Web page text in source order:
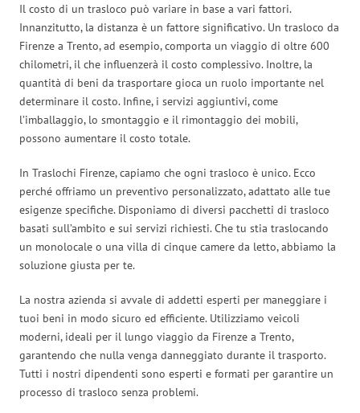
Il costo di un trasloco può variare in base a vari fattori.
Innanzitutto, la distanza è un fattore significativo. Un trasloco da
Firenze a Trento, ad esempio, comporta un viaggio di oltre 600
chilometri, il che influenzerà il costo complessivo. Inoltre, la
quantità di beni da trasportare gioca un ruolo importante nel
determinare il costo. Infine, i servizi aggiuntivi, come
l’imballaggio, lo smontaggio e il rimontaggio dei mobili,
possono aumentare il costo totale.
In Traslochi Firenze, capiamo che ogni trasloco è unico. Ecco
perché offriamo un preventivo personalizzato, adattato alle tue
esigenze specifiche. Disponiamo di diversi pacchetti di trasloco
basati sull’ambito e sui servizi richiesti. Che tu stia traslocando
un monolocale o una villa di cinque camere da letto, abbiamo la
soluzione giusta per te.
La nostra azienda si avvale di addetti esperti per maneggiare i
tuoi beni in modo sicuro ed efficiente. Utilizziamo veicoli
moderni, ideali per il lungo viaggio da Firenze a Trento,
garantendo che nulla venga danneggiato durante il trasporto.
Tutti i nostri dipendenti sono esperti e formati per garantire un
processo di trasloco senza problemi.